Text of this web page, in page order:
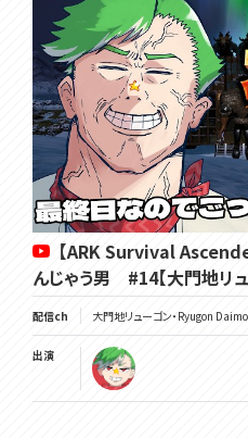
【ARK Survival
んじゃう男 #14【大門地リュ
配信ch 大門地リューゴン・Ryugon
出演